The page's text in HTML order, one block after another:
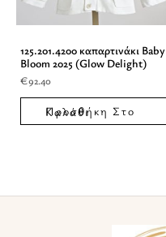
125.201.4200 καπαρτινάκι Baby
Bloom 2025 (Glow Delight)
€92.40
Προσθήκη Στο Καλάθι